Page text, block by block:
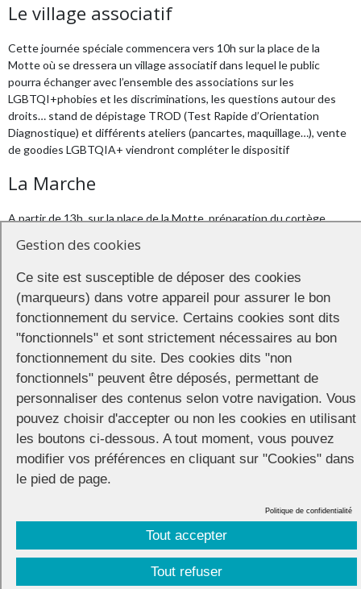
Le village associatif
Cette journée spéciale commencera vers 10h sur la place de la
Motte où se dressera un village associatif dans lequel le public
pourra échanger avec l’ensemble des associations sur les
LGBTQI+phobies et les discriminations, les questions autour des
droits… stand de dépistage TROD (Test Rapide d’Orientation
Diagnostique) et différents ateliers (pancartes, maquillage…), vente
de goodies LGBTQIA+ viendront compléter le dispositif
La Marche
A partir de 13h, sur la place de la Motte, préparation du cortège,
16h30 retour des manifestants sur la place de la Motte pour
terminer l’après-midi avec les animations du village (batucada,…).
After party
A partir de 18h, soirée avec DJ sets, performances Drag Queen de
Drag King, Flash Tatoo organisée par Les Affolé.e.s de la Frange.
Inscription obligatoirepar mail à lesaffolesdelafrange@yahoo.comou
le jour-même sur le stand de LAF dans le village associatif.
Participation aux frais : 5 €.
CONNECTION© 2026 |Mentions légales|Cookies|
Unscuzzy| Conception :
Gestion des cookies
Ce site est susceptible de déposer des cookies
(marqueurs) dans votre appareil pour assurer le bon
fonctionnement du service. Certains cookies sont dits
"fonctionnels" et sont strictement nécessaires au bon
fonctionnement du site. Des cookies dits "non
fonctionnels" peuvent être déposés, permettant de
personnaliser des contenus selon votre navigation. Vous
pouvez choisir d'accepter ou non les cookies en utilisant
les boutons ci-dessous. A tout moment, vous pouvez
modifier vos préférences en cliquant sur "Cookies" dans
le pied de page.
Tout accepter
Tout refuser
Politique de confidentialité